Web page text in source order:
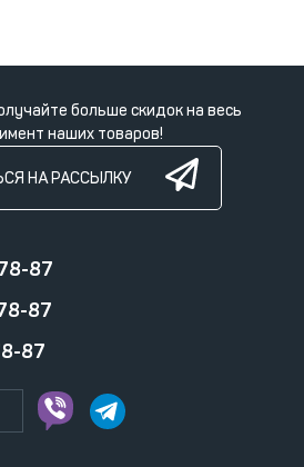
больше скидок на весь
наших товаров!
НА РАССЫЛКУ
87
87
87